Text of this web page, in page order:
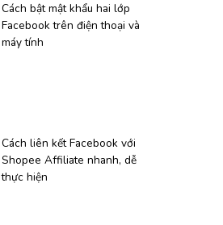
Cách bật mật khẩu hai lớp
Facebook trên điện thoại và
máy tính
Cách liên kết Facebook với
Shopee Affiliate nhanh, dễ
thực hiện